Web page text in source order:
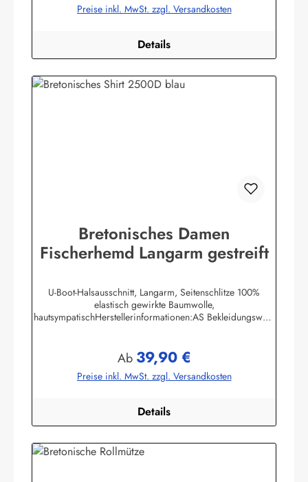
Preise inkl. MwSt. zzgl. Versandkosten
Details
Bretonisches Damen
Fischerhemd Langarm gestreift
U-Boot-Halsausschnitt, Langarm, Seitenschlitze 100%
elastisch gewirkte Baumwolle,
hautsympatischHerstellerinformationen:AS Bekleidungswerk
Regulärer Preis:
Ab 39,90 €
Preise inkl. MwSt. zzgl. Versandkosten
Details